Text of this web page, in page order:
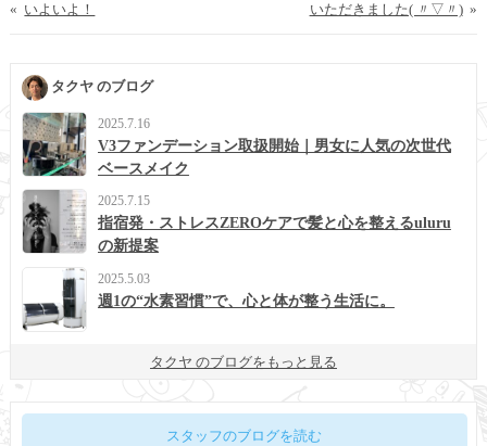
« いよいよ！ »
いただきました( 〃▽〃)
タクヤ のブログ
2025.7.16
V3ファンデーション取扱開始｜男女に人気の次世代
ベースメイク
2025.7.15
指宿発・ストレスZEROケアで髪と心を整えるuluru
の新提案
2025.5.03
週1の“水素習慣”で、心と体が整う生活に。
タクヤ のブログをもっと見る
スタッフのブログを読む